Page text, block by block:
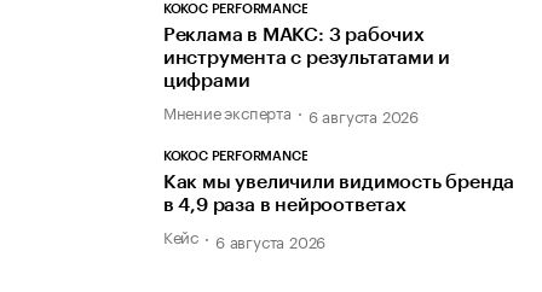
KOKOC PERFORMANCE
Реклама в МАКС: 3 рабочих
инструмента с результатами и
цифрами
Мнение эксперта 6 августа 2026
KOKOC PERFORMANCE
Как мы увеличили видимость бренда
в 4,9 раза в нейроответах
Кейс 6 августа 2026